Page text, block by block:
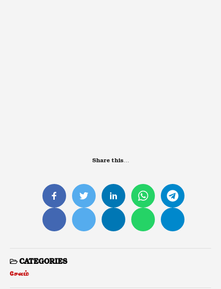
Share this…
CATEGORIES
சேலம்